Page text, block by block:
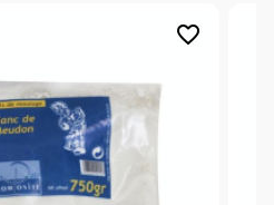
favorite_border